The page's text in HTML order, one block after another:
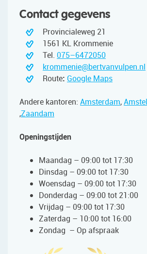
Contact gegevens
Provincialeweg 21
1561 KL Krommenie
Tel. 075–6472050
krommenie@bertvanvulpen.nl
Route: Google Maps
Andere kantoren: Amsterdam,
,Zaandam
Openingstijden
Maandag – 09:00 tot 17:30
Dinsdag – 09:00 tot 17:30
Woensdag – 09:00 tot 17:30
Donderdag – 09:00 tot 21:00
Vrijdag – 09:00 tot 17:30
Zaterdag – 10:00 tot 16:00
Zondag – Op afspraak